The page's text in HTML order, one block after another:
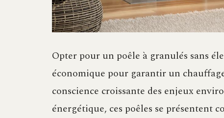
Opter pour un poêle à granulés sans
économique pour garantir un
conscience croissante des enjeux
énergétique, ces poêles se présentent